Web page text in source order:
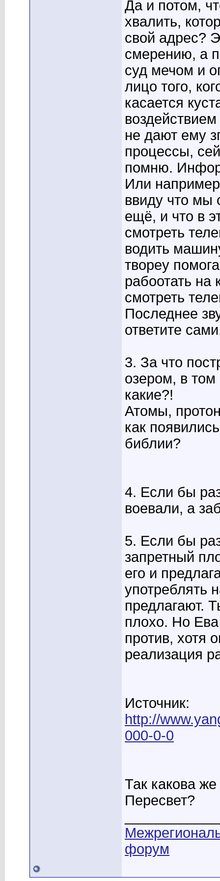
Да и потом,
хвалить,
свой адрес?
смерению, а
суд мечом и
лицо того,
касается
не дают ему
процессы,
помню.
Или
ввиду что мы
ещё, и что в
смотреть
водить
твореу
рабоотать на
смотреть
Последнее
ответите
3. За что
озером, в том
какие?!
Атомы,
как
библии?
4. Если бы
воевали, а
5. Если бы
запретный
его и
употреблять
предлагают.
плохо. Но
против, хотя
реализация
Источник:
http://
000-0-0
Так какова
Пересвет?
форум